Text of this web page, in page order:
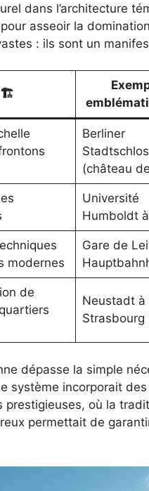
dans l’architecture
asseoir la
: ils sont un
🏗️
Berliner
(château
Université
Humboldt
modernes
Gare de
de
Neustadt à
Strasbourg
dépasse la simple
système incorporait des
où la
permettait de